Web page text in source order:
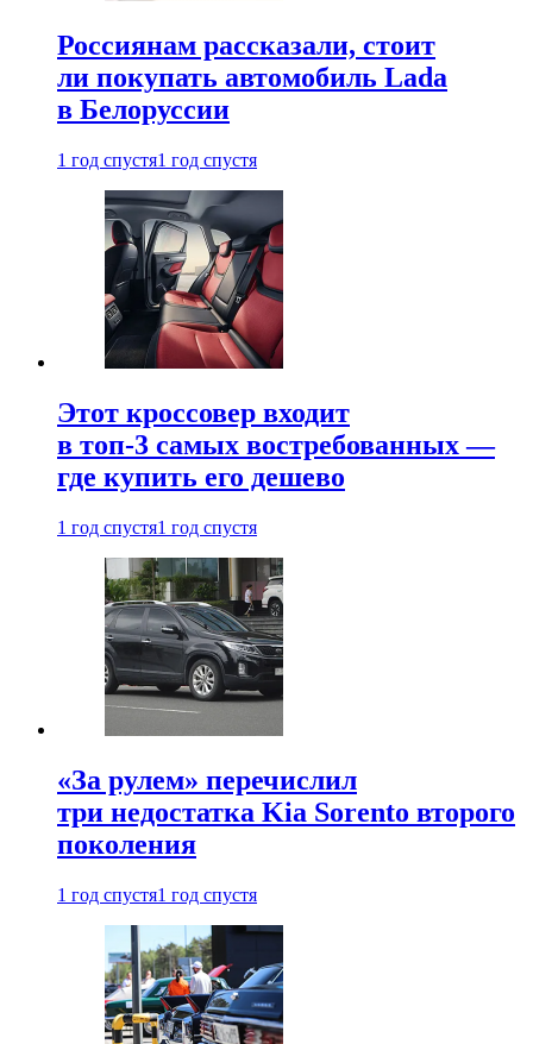
Россиянам рассказали, стоит
ли покупать автомобиль Lada
в Белоруссии
1 год спустя1 год спустя
Этот кроссовер входит
в топ-3 самых востребованных —
где купить его дешево
1 год спустя1 год спустя
«За рулем» перечислил
три недостатка Kia Sorento второго
поколения
1 год спустя1 год спустя